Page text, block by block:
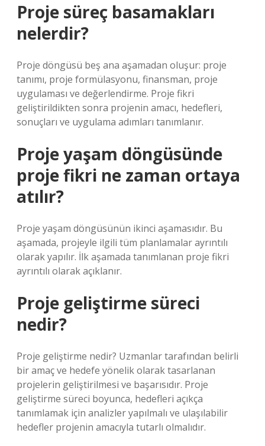
Proje süreç basamakları
nelerdir?
Proje döngüsü beş ana aşamadan oluşur: proje
tanımı, proje formülasyonu, finansman, proje
uygulaması ve değerlendirme. Proje fikri
geliştirildikten sonra projenin amacı, hedefleri,
sonuçları ve uygulama adımları tanımlanır.
Proje yaşam döngüsünde
proje fikri ne zaman ortaya
atılır?
Proje yaşam döngüsünün ikinci aşamasıdır. Bu
aşamada, projeyle ilgili tüm planlamalar ayrıntılı
olarak yapılır. İlk aşamada tanımlanan proje fikri
ayrıntılı olarak açıklanır.
Proje geliştirme süreci
nedir?
Proje geliştirme nedir? Uzmanlar tarafından belirli
bir amaç ve hedefe yönelik olarak tasarlanan
projelerin geliştirilmesi ve başarısıdır. Proje
geliştirme süreci boyunca, hedefleri açıkça
tanımlamak için analizler yapılmalı ve ulaşılabilir
hedefler projenin amacıyla tutarlı olmalıdır.